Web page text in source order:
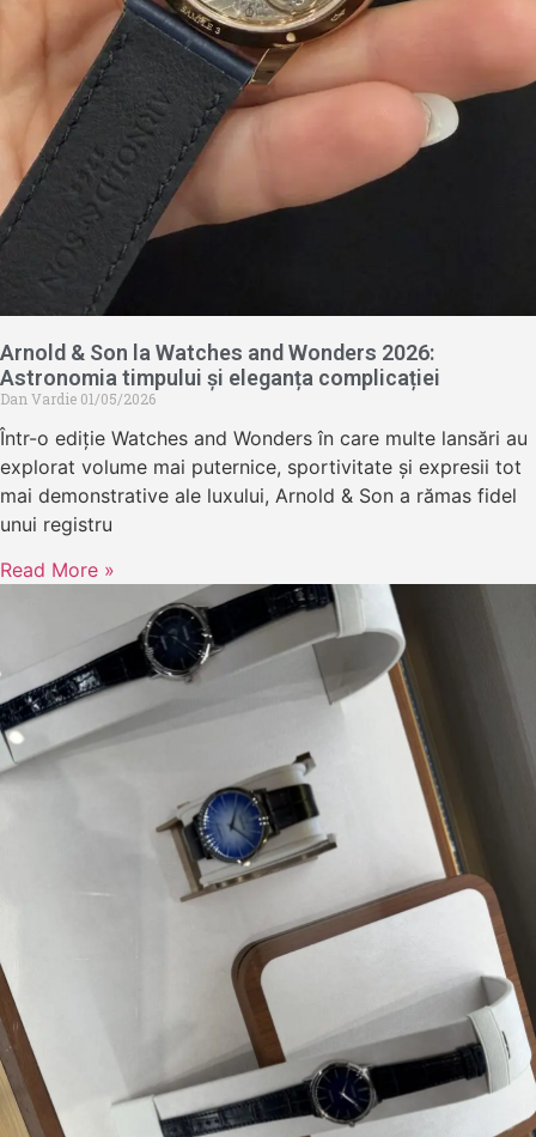
Arnold & Son la Watches and Wonders 2026:
Astronomia timpului și eleganța complicației
Dan Vardie 01/05/2026
Într-o ediție Watches and Wonders în care multe lansări au
explorat volume mai puternice, sportivitate și expresii tot
mai demonstrative ale luxului, Arnold & Son a rămas fidel
unui registru
Read More »